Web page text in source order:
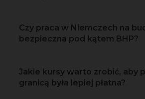
Czy praca w Niemczech na
bezpieczna pod kątem BHP?
Jakie kursy warto zrobić, aby
granicą była lepiej płatna?